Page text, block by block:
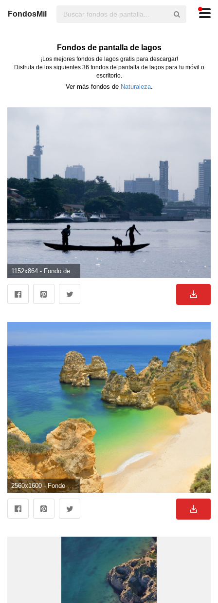
FondosMil
Fondos de pantalla de lagos
¡Los mejores fondos de lagos gratis para descargar!
Disfruta de los siguientes 36 fondos de pantalla de lagos para tu móvil o
escritorio.
Ver más fondos de Naturaleza.
1152x864 - Fondo de pantalla de 1152x864. Fondo para computadora de lagos.
2560x1600 - Fondo de pantalla de 2560x1600. Imágen de lagos.